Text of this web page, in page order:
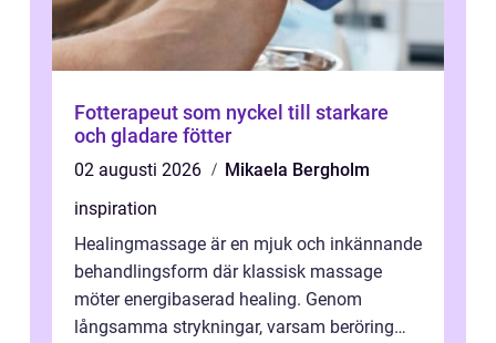
Fotterapeut som nyckel till starkare
och gladare fötter
02 augusti 2026
Mikaela Bergholm
inspiration
Healingmassage är en mjuk och inkännande
behandlingsform där klassisk massage
möter energibaserad healing. Genom
långsamma strykningar, varsam beröring